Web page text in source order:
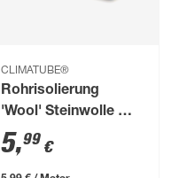
CLIMATUBE®
Rohrisolierung
'Wool' Steinwolle Ø
28/20 mm
Dämmstärke
5,99 €